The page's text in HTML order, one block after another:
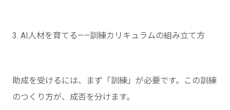
3. AI人材を育てる——訓練カリキュラムの組み立て方
助成を受けるには、まず「訓練」が必要です。この訓練
のつくり方が、成否を分けます。